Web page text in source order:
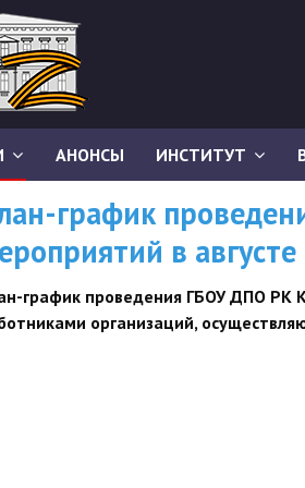
АНОНСЫ ИНСТИТУТ
график
в
график проведения ГБОУ ДПО РК
организаций,